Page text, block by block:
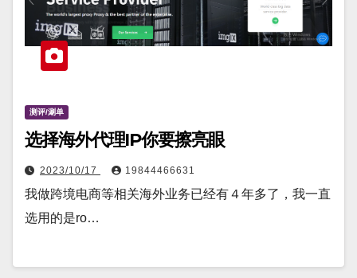
测评/涮单
选择海外代理IP你要擦亮眼
2023/10/17 19844466631
我做跨境电商等相关海外业务已经有４年多了，我一直
选用的是ro…